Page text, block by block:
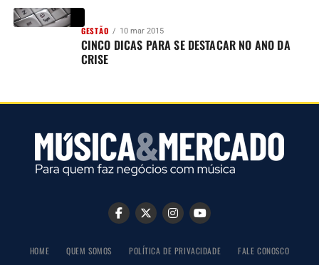
GESTÃO 10 mar 2015
CINCO DICAS PARA SE DESTACAR NO ANO DA
CRISE
HOME QUEM SOMOS POLÍTICA DE PRIVACIDADE FALE CONOSCO